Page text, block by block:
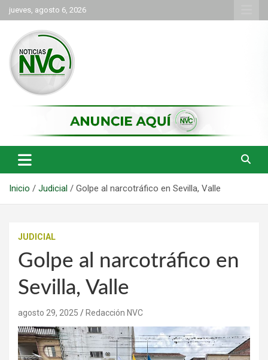
Saltar
al
contenido
jueves, agosto 6, 2026
NVC Noticias
Inicio Judicial Golpe al narcotráfico en Sevilla, Valle
JUDICIAL
Golpe al narcotráfico en
Sevilla, Valle
agosto 29, 2025 Redacción NVC